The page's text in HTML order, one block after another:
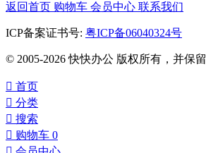
返回首页 购物车 会员中心 联系我们
ICP备案证书号: 粤ICP备06040324号
© 2005-2026 快快办公 版权所有，并保留
 首页
 分类
 搜索
 购物车 0